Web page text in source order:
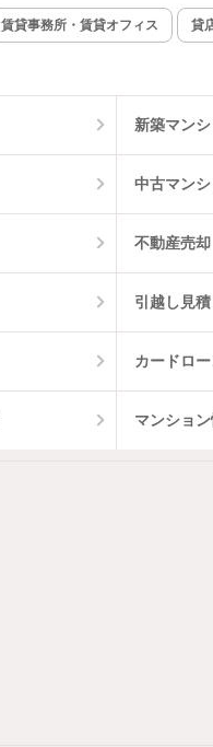
イン
賃貸事務所・賃貸オフィス 貸
新築マン
中古マン
不動産売却
引越し見積
カードロ
マンショ